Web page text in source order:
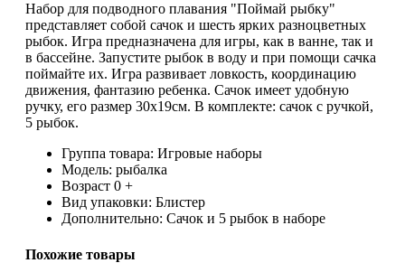
Набор для подводного плавания "Поймай рыбку"
представляет собой сачок и шесть ярких разноцветных
рыбок. Игра предназначена для игры, как в ванне, так и
в бассейне. Запустите рыбок в воду и при помощи сачка
поймайте их. Игра развивает ловкость, координацию
движения, фантазию ребенка. Сачок имеет удобную
ручку, его размер 30х19см. В комплекте: сачок с ручкой,
5 рыбок.
Группа товара: Игровые наборы
Модель: рыбалка
Возраст 0 +
Вид упаковки: Блистер
Дополнительно: Сачок и 5 рыбок в наборе
Похожие товары